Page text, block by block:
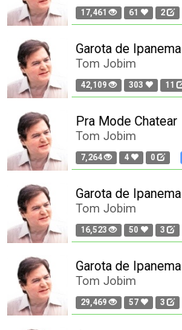
17,461 61 2
Garota de Ipanema
Tom Jobim
42,109 303 11
Pra Mode Chatear
Tom Jobim
7,264 4 0
Garota de Ipanema
Tom Jobim
16,523 50 3
Garota de Ipanema
Tom Jobim
29,469 57 3